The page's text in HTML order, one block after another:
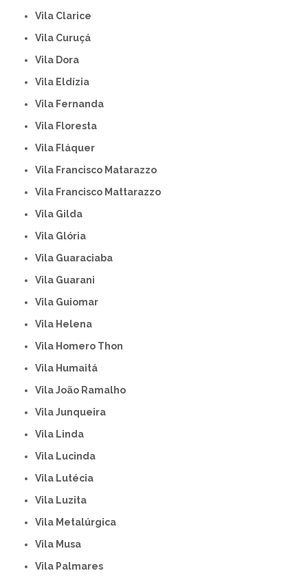
Vila Clarice
Vila Curuçá
Vila Dora
Vila Eldízia
Vila Fernanda
Vila Floresta
Vila Fláquer
Vila Francisco Matarazzo
Vila Francisco Mattarazzo
Vila Gilda
Vila Glória
Vila Guaraciaba
Vila Guarani
Vila Guiomar
Vila Helena
Vila Homero Thon
Vila Humaitá
Vila João Ramalho
Vila Junqueira
Vila Linda
Vila Lucinda
Vila Lutécia
Vila Luzita
Vila Metalúrgica
Vila Musa
Vila Palmares